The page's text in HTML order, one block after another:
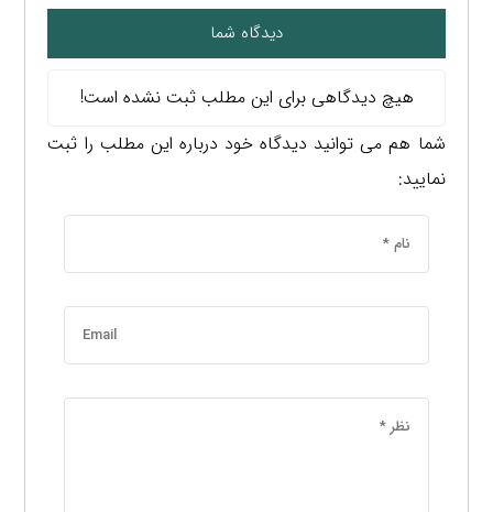
دیدگاه شما
هیچ دیدگاهی برای این مطلب ثبت نشده است!
شما هم می توانید دیدگاه خود درباره این مطلب را ثبت
نمایید: